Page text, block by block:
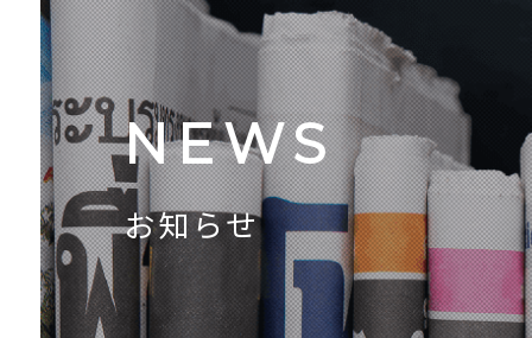
NEWS
お知らせ